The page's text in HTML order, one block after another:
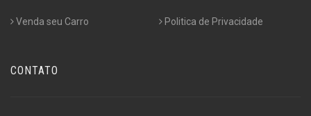
Venda seu Carro Politica de Privacidade
CONTATO